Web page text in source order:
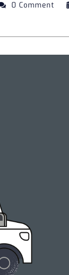
0 Comment